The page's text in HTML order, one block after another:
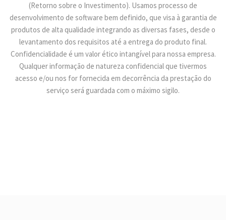
(Retorno sobre o Investimento). Usamos processo de
desenvolvimento de software bem definido, que visa à garantia de
produtos de alta qualidade integrando as diversas fases, desde o
levantamento dos requisitos até a entrega do produto final.
Confidencialidade é um valor ético intangível para nossa empresa.
Qualquer informação de natureza confidencial que tivermos
acesso e/ou nos for fornecida em decorrência da prestação do
serviço será guardada com o máximo sigilo.